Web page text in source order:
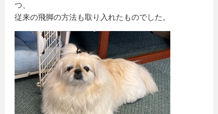
つ、
従来の飛脚の方法も取り入れたものでした。